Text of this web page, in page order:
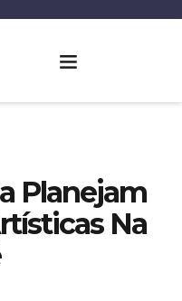
Planejam
Na